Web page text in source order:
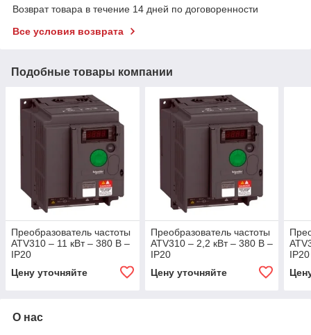
Возврат товара в течение 14 дней по договоренности
Все условия возврата
Подобные товары компании
Преобразователь частоты
ATV310 – 11 кВт – 380 В –
IP20
Цену уточняйте
Преобразователь частоты
ATV310 – 2,2 кВт – 380 В –
IP20
Цену уточняйте
IP20
О нас